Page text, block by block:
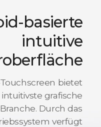
basierte
intuitive
bietet
grafische
Durch das
verfügt